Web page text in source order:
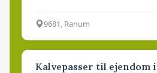
9681, Ranum
Kalvepasser til ejendom